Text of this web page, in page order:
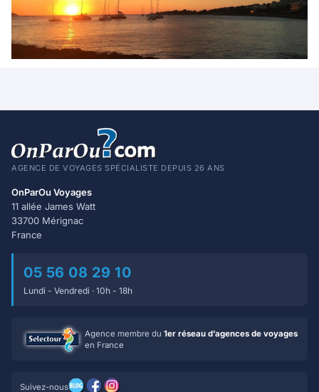
AGENCE DE VOYAGES SPÉCIALISTE DEPUIS 26 ANS
OnParOu Voyages
11 allée James Watt
33700 Mérignac
France
05 56 08 29 10
Lundi - Vendredi · 10h - 18h
Agence membre du 1er réseau d’agences de voyages
en France
Suivez-nous